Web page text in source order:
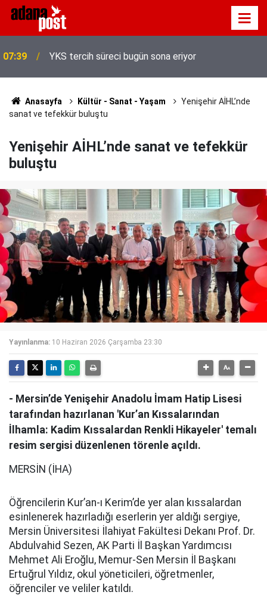
07:35
Anlaşması'na özel iletişim kampanyası
Anasayfa Kültür - Sanat - Yaşam
Yenişehir AİHL’nde
sanat ve tefekkür buluştu
Yenişehir AİHL’nde sanat ve tefekkür
buluştu
Yayınlanma: 10 Haziran 2026 Çarşamba 23:30
- Mersin’de Yenişehir Anadolu İmam Hatip Lisesi
tarafından hazırlanan 'Kur’an Kıssalarından
İlhamla: Kadim Kıssalardan Renkli Hikayeler' temalı
resim sergisi düzenlenen törenle açıldı.
MERSİN (İHA)
Öğrencilerin Kur’an-ı Kerim’de yer alan kıssalardan
esinlenerek hazırladığı eserlerin yer aldığı sergiye,
Mersin Üniversitesi İlahiyat Fakültesi Dekanı Prof. Dr.
Abdulvahid Sezen, AK Parti İl Başkan Yardımcısı
Mehmet Ali Eroğlu, Memur-Sen Mersin İl Başkanı
Ertuğrul Yıldız, okul yöneticileri, öğretmenler,
öğrenciler ve veliler katıldı.